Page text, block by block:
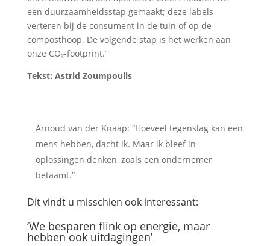
een duurzaamheidsstap gemaakt; deze labels
verteren bij de consument in de tuin of op de
composthoop. De volgende stap is het werken aan
onze CO₂-footprint.”
Tekst: Astrid Zoumpoulis
Arnoud van der Knaap: “Hoeveel tegenslag kan een
mens hebben, dacht ik. Maar ik bleef in
oplossingen denken, zoals een ondernemer
betaamt.”
Dit vindt u misschien ook interessant:
‘We besparen flink op energie, maar
hebben ook uitdagingen’